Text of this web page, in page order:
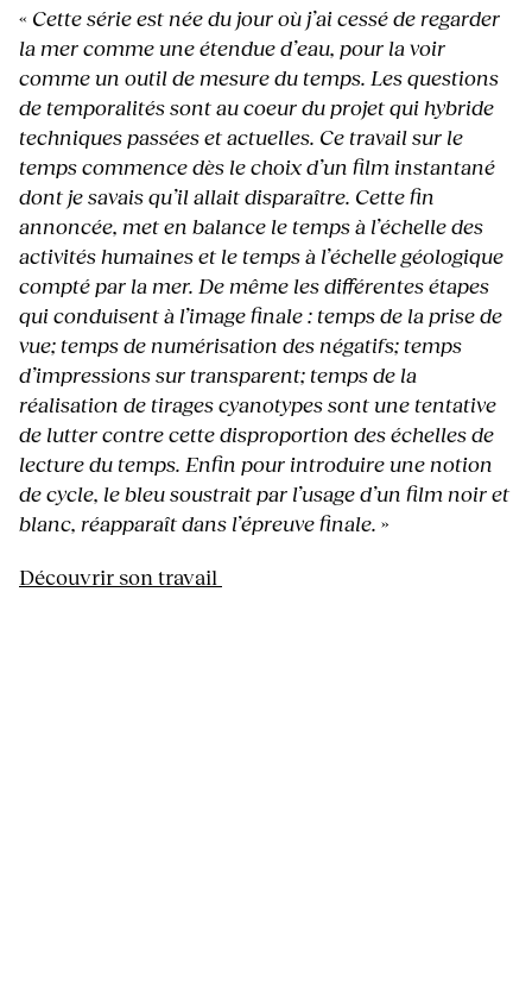
« Cette série est née du jour où j’ai cessé de regarder
la mer comme une étendue d’eau, pour la voir
comme un outil de mesure du temps. Les questions
de temporalités sont au coeur du projet qui hybride
techniques passées et actuelles. Ce travail sur le
temps commence dès le choix d’un film instantané
dont je savais qu’il allait disparaître. Cette fin
annoncée, met en balance le temps à l’échelle des
activités humaines et le temps à l’échelle géologique
compté par la mer. De même les différentes étapes
qui conduisent à l’image finale : temps de la prise de
vue; temps de numérisation des négatifs; temps
d’impressions sur transparent; temps de la
réalisation de tirages cyanotypes sont une tentative
de lutter contre cette disproportion des échelles de
lecture du temps. Enfin pour introduire une notion
de cycle, le bleu soustrait par l’usage d’un film noir et
blanc, réapparaît dans l’épreuve finale. »
Découvrir son travail